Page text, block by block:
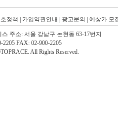
정책 가입약관안내 광고문의 예상가 모
주소: 서울 강남구 논현동 63-17번지
2205 FAX: 02-900-2205
All Rights Reserved.